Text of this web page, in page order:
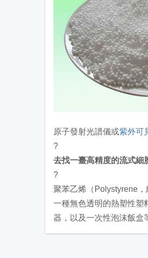
原子發射光譜儀或紫外可
?
去找一臺高精度的流式細
?
聚苯乙烯（Polystyrene
一種無色透明的熱塑性塑
器，以及一次性泡沫飯盒